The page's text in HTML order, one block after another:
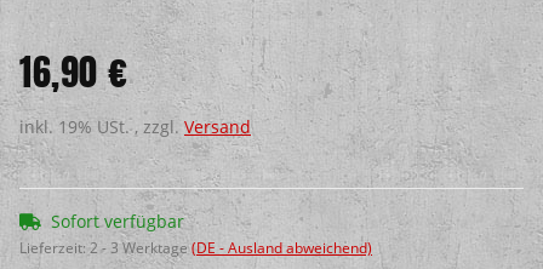
16,90 €
inkl. 19% USt. , zzgl. Versand
Sofort verfügbar
Lieferzeit:2 - 3 Werktage(DE - Ausland abweichend)